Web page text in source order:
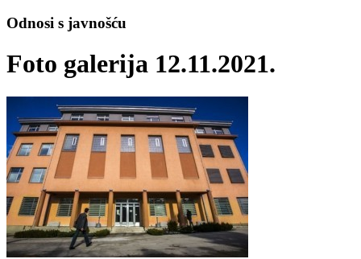
Odnosi s javnošću
Foto galerija 12.11.2021.